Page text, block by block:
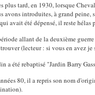
plus tard, en 1930, lorsque
avons introduites, à grand
avait été dépensé, il reste hélas
allant de la deuxième
(lecteur : si vous en avez je
a été rebaptisé "Jardin Barry
80, il a repris son nom